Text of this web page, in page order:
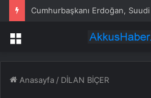
Cumhurbaşkanı Erdoğan,
Menü
Anasayfa / DİLAN BİÇER